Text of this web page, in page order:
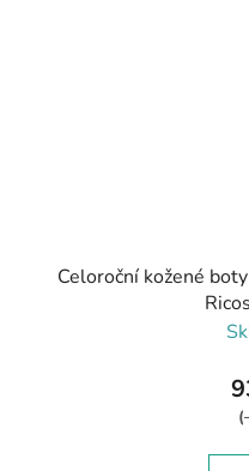
Celoroční kožené